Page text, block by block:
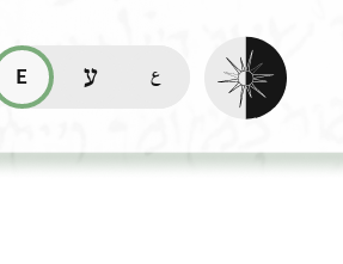
read this page in English (en)
קריאת העמוד ב-עברית (he)
Enable dark